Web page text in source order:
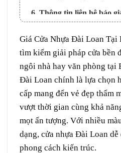
6. Thông tin liên hệ báo
Giá Cửa Nhựa Đài Loan Tại
tìm kiếm giải pháp cửa bền
ngôi nhà hay văn phòng tại
Đài Loan chính là lựa chọn
cấp mang đến vẻ đẹp thẩm
vượt thời gian cùng khả
mọt ấn tượng. Với nhiều
dạng, cửa nhựa Đài Loan
phong cách kiến trúc.